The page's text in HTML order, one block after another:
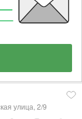
улица, 2/9